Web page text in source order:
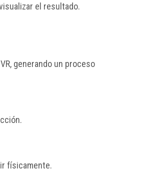
el resultado.
generando un proceso
físicamente.